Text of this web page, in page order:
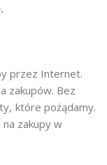
przez Internet.
zakupów. Bez
które pożądamy.
zakupy w